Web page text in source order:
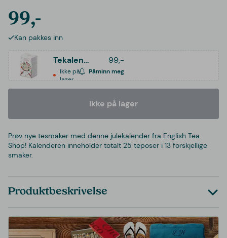
99,-
Kan pakkes inn
Tekalender - English Tea Shop 2026
99,-
Ikke på
lager
Påminn meg
Ikke på lager
Prøv nye tesmaker med denne julekalender fra English Tea
Shop! Kalenderen inneholder totalt 25 teposer i 13 forskjellige
smaker.
Produktbeskrivelse